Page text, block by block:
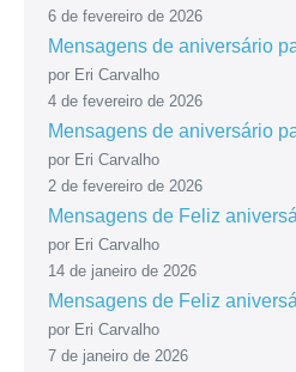
6 de fevereiro de 2026
Mensagens de aniversário
por Eri Carvalho
4 de fevereiro de 2026
Mensagens de aniversário
por Eri Carvalho
2 de fevereiro de 2026
Mensagens de Feliz
por Eri Carvalho
14 de janeiro de 2026
Mensagens de Feliz
por Eri Carvalho
7 de janeiro de 2026